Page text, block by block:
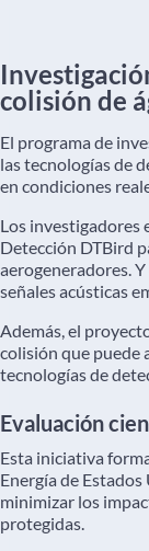
colisión de
El programa de
las tecnologías de
en condiciones
Los investigadores
Detección DTBird
aerogeneradores.
señales acústicas
Además, el
colisión que puede
tecnologías de
Evaluación
Esta iniciativa
Energía de
minimizar los
protegidas.